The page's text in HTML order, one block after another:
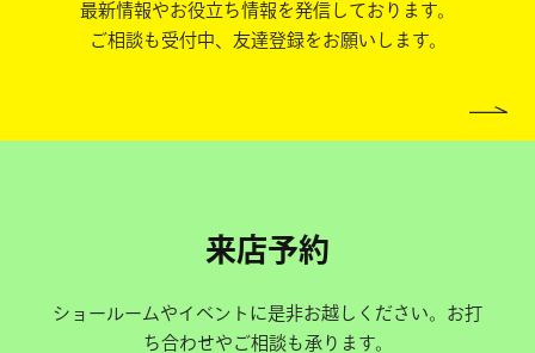
最新情報やお役立ち情報を発信しております。
ご相談も受付中、友達登録をお願いします。
来店予約
ショールームやイベントに是非お越しください。お打
ち合わせやご相談も承ります。